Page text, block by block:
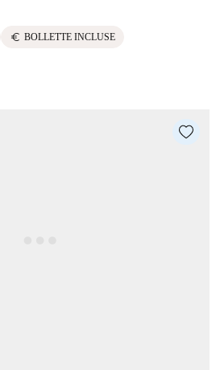
euro BOLLETTE INCLUSE